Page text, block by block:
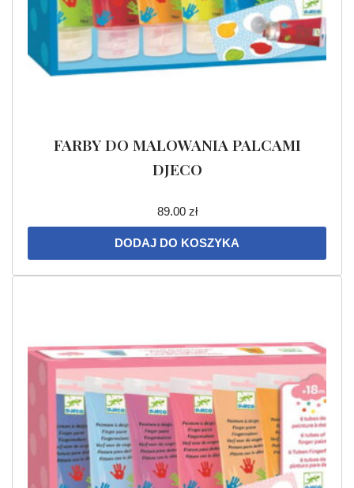
FARBY DO MALOWANIA PALCAMI
DJECO
89.00 zł
DODAJ DO KOSZYKA